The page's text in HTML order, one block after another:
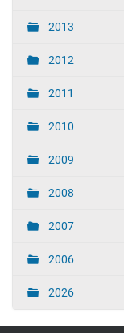
2013
2012
2011
2010
2009
2008
2007
2006
2026